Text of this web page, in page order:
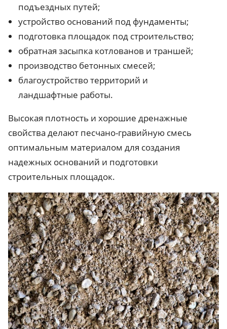
подъездных путей;
устройство оснований под фундаменты;
подготовка площадок под строительство;
обратная засыпка котлованов и траншей;
производство бетонных смесей;
благоустройство территорий и
ландшафтные работы.
Высокая плотность и хорошие дренажные
свойства делают песчано-гравийную смесь
оптимальным материалом для создания
надежных оснований и подготовки
строительных площадок.